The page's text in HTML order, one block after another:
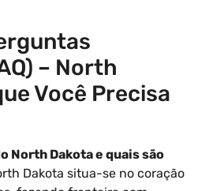
– North
Você Precisa
North Dakota e quais são
Dakota situa-se no coração